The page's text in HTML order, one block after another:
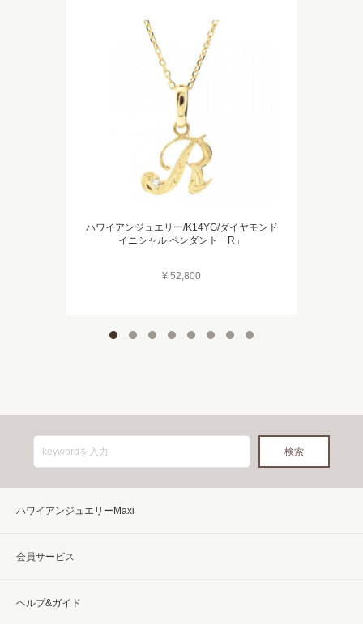
ハワイアンジュエリー/K14YG/ダイヤモンド
イニシャル ペンダント「R」
¥ 52,800
ハワイアンジュエリーMaxi
会員サービス
ヘルプ&ガイド